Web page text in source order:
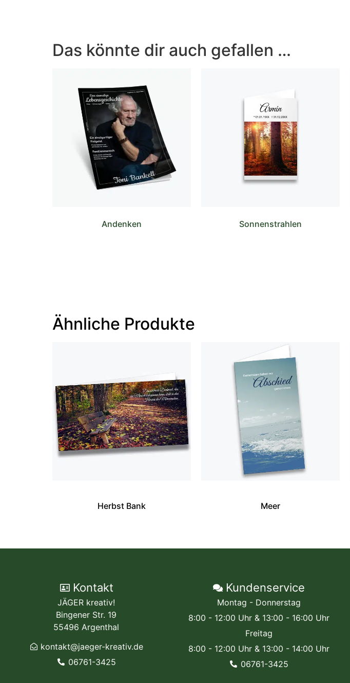
Das könnte dir auch gefallen …
Andenken Sonnenstrahlen
Ähnliche Produkte
Herbst Bank Meer
Kontakt
JÄGER kreativ!
Bingener Str. 19
55496 Argenthal
kontakt@jaeger-kreativ.de
06761-3425
Kundenservice
Montag - Donnerstag
8:00 - 12:00 Uhr & 13:00 - 16:00 Uhr
Freitag
8:00 - 12:00 Uhr & 13:00 - 14:00 Uhr
06761-3425